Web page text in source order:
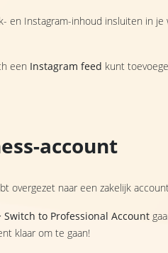
en Instagram-inhoud insluiten in je
een Instagram feed kunt
account
overgezet naar een zakelijk
Switch to Professional Account
klaar om te gaan!